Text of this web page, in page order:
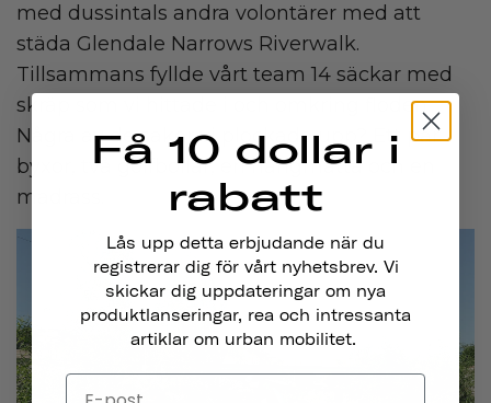
med dussintals andra volontärer med att
städa Glendale Narrows Riverwalk.
Tillsammans fyllde vårt team 14 säckar med
skräp som vi hittade i och omkring floden.
Några av de saker vi plockade upp? Ett par
byxor, två golfbollar, en hängmatta och en
madrass.
Få 10 dollar i
rabatt
Lås upp detta erbjudande när du
registrerar dig för vårt nyhetsbrev. Vi
skickar dig uppdateringar om nya
produktlanseringar, rea och intressanta
artiklar om urban mobilitet.